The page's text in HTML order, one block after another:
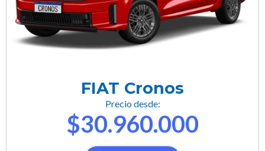
FIAT Cronos
Precio desde:
$30.960.000